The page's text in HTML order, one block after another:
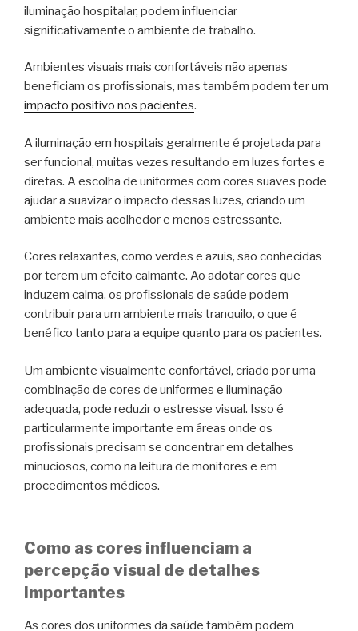
iluminação hospitalar, podem influenciar
significativamente o ambiente de trabalho.
Ambientes visuais mais confortáveis não apenas
beneficiam os profissionais, mas também podem ter um
impacto positivo nos pacientes.
A iluminação em hospitais geralmente é projetada para
ser funcional, muitas vezes resultando em luzes fortes e
diretas. A escolha de uniformes com cores suaves pode
ajudar a suavizar o impacto dessas luzes, criando um
ambiente mais acolhedor e menos estressante.
Cores relaxantes, como verdes e azuis, são conhecidas
por terem um efeito calmante. Ao adotar cores que
induzem calma, os profissionais de saúde podem
contribuir para um ambiente mais tranquilo, o que é
benéfico tanto para a equipe quanto para os pacientes.
Um ambiente visualmente confortável, criado por uma
combinação de cores de uniformes e iluminação
adequada, pode reduzir o estresse visual. Isso é
particularmente importante em áreas onde os
profissionais precisam se concentrar em detalhes
minuciosos, como na leitura de monitores e em
procedimentos médicos.
Como as cores influenciam a
percepção visual de detalhes
importantes
As cores dos uniformes da saúde também podem